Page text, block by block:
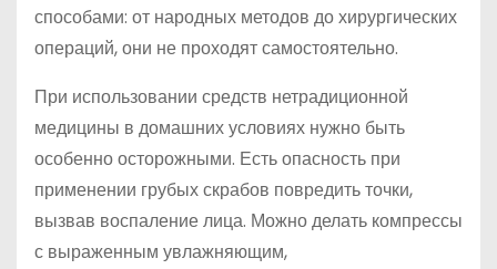
способами: от народных методов до хирургических
операций, они не проходят самостоятельно.
При использовании средств нетрадиционной
медицины в домашних условиях нужно быть
особенно осторожными. Есть опасность при
применении грубых скрабов повредить точки,
вызвав воспаление лица. Можно делать компрессы
с выраженным увлажняющим,